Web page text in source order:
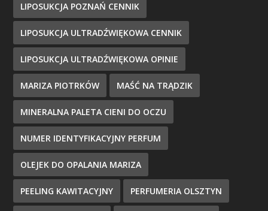
LIPOSUKCJA POZNAŃ CENNIK
LIPOSUKCJA ULTRADŹWIĘKOWA CENNIK
LIPOSUKCJA ULTRADŹWIĘKOWA OPINIE
MARIZA PIOTRKÓW MAŚĆ NA TRĄDZIK
MINERALNA PALETA CIENI DO OCZU
NUMER IDENTYFIKACYJNY PERFUM
OLEJEK DO OPALANIA MARIZA
PEELING KAWITACYJNY PERFUMERIA OLSZTYN